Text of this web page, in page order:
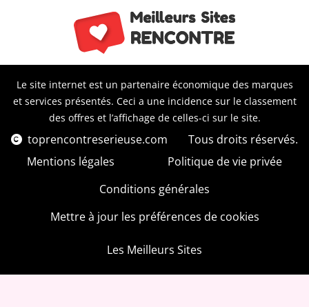
Le site internet est un partenaire économique des marques
et services présentés. Ceci a une incidence sur le classement
des offres et l’affichage de celles-ci sur le site.
toprencontreserieuse.com
Tous droits réservés.
Mentions légales
Politique de vie privée
Conditions générales
Mettre à jour les préférences de cookies
Les Meilleurs Sites